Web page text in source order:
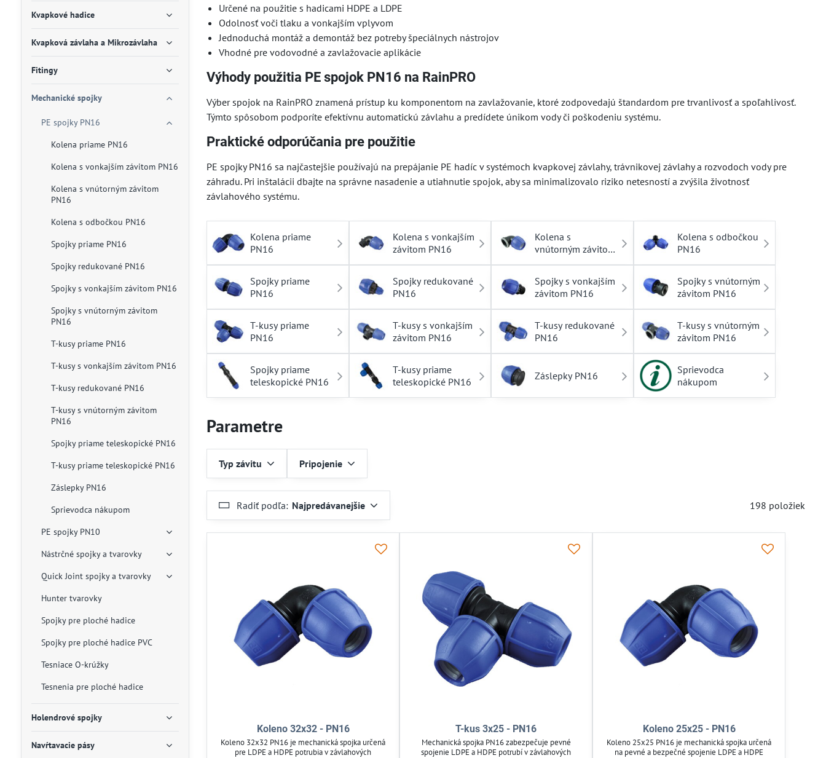
Určené na použitie s hadicami HDPE a LDPE
Odolnosť voči tlaku a vonkajším vplyvom
Jednoduchá montáž a demontáž bez potreby špeciálnych nástrojov
Vhodné pre vodovodné a zavlažovacie aplikácie
Výhody použitia PE spojok PN16 na RainPRO
Výber spojok na RainPRO znamená prístup ku komponentom na zavlažovanie, ktoré zodpovedajú štandardom pre trvanlivosť a spoľahlivosť.
Týmto spôsobom podporíte efektívnu automatickú závlahu a predídete únikom vody či poškodeniu systému.
Praktické odporúčania pre použitie
PE spojky PN16 sa najčastejšie používajú na prepájanie PE hadíc v systémoch kvapkovej závlahy, trávnikovej závlahy a rozvodoch vody pre
záhradu. Pri inštalácii dbajte na správne nasadenie a utiahnutie spojok, aby sa minimalizovalo riziko netesností a zvýšila životnosť
závlahového systému.
Kolena priame
PN16
Kolena s vonkajším
závitom PN16
Kolena s
vnútorným závitom
PN16
Kolena s odbočkou
PN16
Spojky priame
PN16
Spojky redukované
PN16
Spojky s vonkajším
závitom PN16
Spojky s vnútorným
závitom PN16
T-kusy priame
PN16
T-kusy s vonkajším
závitom PN16
T-kusy redukované
PN16
T-kusy s vnútorným
závitom PN16
Spojky priame
teleskopické PN16
T-kusy priame
teleskopické PN16
Záslepky PN16
Sprievodca
nákupom
Radiť podľa: Najpredávanejšie 198 položiek
Koleno 32x32 - PN16
Koleno 32x32 PN16 je mechanická spojka určená
pre LDPE a HDPE potrubia v závlahových
T-kus 3x25 - PN16
Mechanická spojka PN16 zabezpečuje pevné
spojenie LDPE a HDPE potrubí v závlahových
Koleno 25x25 - PN16
Koleno 25x25 PN16 je mechanická spojka určená
na pevné a bezpečné spojenie LDPE a HDPE
Parametre
Typ závitu Pripojenie
Kvapkové hadice
Kvapková závlaha a Mikrozávlaha
Fitingy
Mechanické spojky
PE spojky PN16
Kolena priame PN16
Kolena s vonkajším závitom PN16
Kolena s vnútorným závitom
PN16
Kolena s odbočkou PN16
Spojky priame PN16
Spojky redukované PN16
Spojky s vonkajším závitom PN16
Spojky s vnútorným závitom
PN16
T-kusy priame PN16
T-kusy s vonkajším závitom PN16
T-kusy redukované PN16
T-kusy s vnútorným závitom
PN16
Spojky priame teleskopické PN16
T-kusy priame teleskopické PN16
Záslepky PN16
Sprievodca nákupom
PE spojky PN10
Nástrčné spojky a tvarovky
Quick Joint spojky a tvarovky
Hunter tvarovky
Spojky pre ploché hadice
Spojky pre ploché hadice PVC
Tesniace O-krúžky
Tesnenia pre ploché hadice
Holendrové spojky
Navŕtavacie pásy